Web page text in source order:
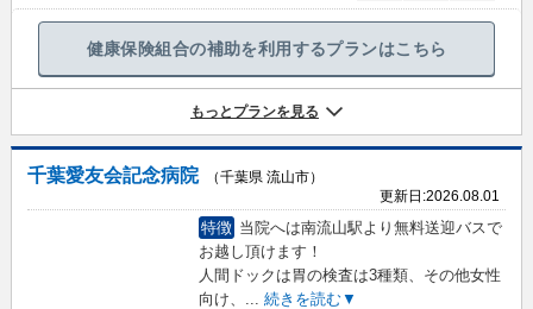
健康保険組合の補助を利用するプランはこちら
もっとプランを見る
千葉愛友会記念病院
（千葉県 流山市）
更新日:2026.08.01
特徴 当院へは南流山駅より無料送迎バスで
お越し頂けます！
人間ドックは胃の検査は3種類、その他女性
向け、
続きを読む▼